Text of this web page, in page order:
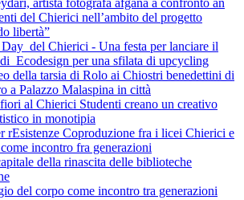
artista fotografa afgana a confronto an
del Chierici nell’ambito del progetto
libertà”
Day del Chierici - Una festa per lanciare il
Ecodesign per una sfilata di upcycling
della tarsia di Rolo ai Chiostri benedettini di
a Palazzo Malaspina in città
al Chierici Studenti creano un creativo
in monotipia
rEsistenze Coproduzione fra i licei Chierici e
incontro fra generazioni
della rinascita delle biblioteche
del corpo come incontro tra generazioni